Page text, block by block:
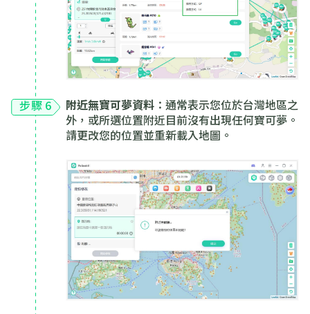
步驟 6 附近無寶可夢資料 ：通常表示您位於台灣地區之
外，或所選位置附近目前沒有出現任何寶可夢。
請更改您的位置並重新載入地圖。